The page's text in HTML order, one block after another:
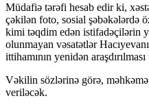
Müdafiə tərəfi hesab edir ki,
çəkilən foto, sosial şəbəkələrdə
kimi təqdim edən istifadəçilərin
olunmayan vəsatətlər
ittihamının yenidən
Vəkilin sözlərinə görə,
veriləcək.